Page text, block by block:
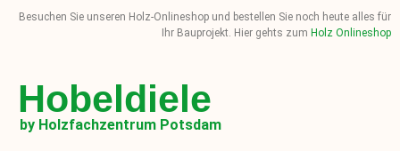
Besuchen Sie unseren Holz-Onlineshop und bestellen Sie noch heute alles für
Ihr Bauprojekt. Hier gehts zum Holz Onlineshop
Hobeldiele
by Holzfachzentrum Potsdam